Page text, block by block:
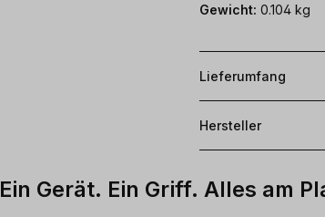
Gewicht: 0.104 kg
Lieferumfang
Hersteller
Ein Gerät. Ein Griff. Alles am